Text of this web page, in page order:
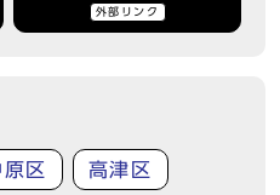
外部リンク
原区 高津区